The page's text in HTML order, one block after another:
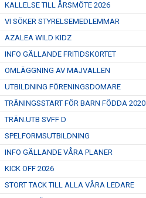
KALLELSE TILL ÅRSMÖTE 2026
VI SÖKER STYRELSEMEDLEMMAR
AZALEA WILD KIDZ
INFO GÄLLANDE FRITIDSKORTET
OMLÄGGNING AV MAJVALLEN
UTBILDNING FÖRENINGSDOMARE
TRÄNINGSSTART FÖR BARN FÖDDA 2020
TRÄN.UTB SVFF D
SPELFORMSUTBILDNING
INFO GÄLLANDE VÅRA PLANER
KICK OFF 2026
STORT TACK TILL ALLA VÅRA LEDARE